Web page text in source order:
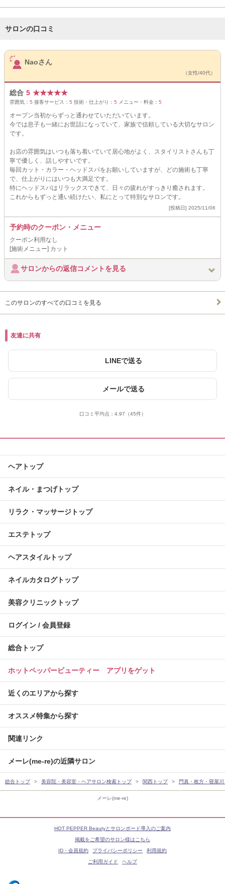
メーレ(me-re)
サロンの口コミ
サロンPick Up
Naoさん
（女性/40代）
総合 5 ★★★★★
雰囲気： 5 接客サービス： 5 技術・仕上がり： 5 メニュー・料金： 5
オープン当初からずっと通わせていただいています。
今では息子も一緒にお世話になっていて、家族で信頼している大切なサロン
です。
お店の雰囲気はいつも落ち着いていて居心地がよく、スタイリストさんも丁
寧で優しく、話しやすいです。
毎回カット・カラー・ヘッドスパをお願いしていますが、どの施術も丁寧
で、仕上がりにはいつも大満足です。
特にヘッドスパはリラックスできて、日々の疲れがすっきり癒されます。
これからもずっと通い続けたい、私にとって特別なサロンです。
[投稿日] 2025/11/06
予約時のクーポン・メニュー
クーポン利用なし
[施術メニュー] カット
サロンからの返信コメントを見る
このサロンのすべての口コミを見る
友達に共有
LINEで送る
メールで送る
口コミ平均点： 4.97 （45件）
ヘアトップ
ネイル・まつげトップ
リラク・マッサージトップ
エステトップ
ヘアスタイルトップ
ネイルカタログトップ
美容クリニックトップ
ログイン / 会員登録
総合トップ
ホットペッパービューティー アプリをゲット
近くのエリアから探す
オススメ特集から探す
関連リンク
メーレ(me-re)の近隣サロン
総合トップ 美容院・美容室・ヘアサロン検索トップ 関西トップ 門真・枚方・寝屋
HOT PEPPER Beautyとサロンボード導入のご案内
掲載をご希望のサロン様はこちら
ID・会員規約
プライバシーポリシー
利用規約
ご利用ガイド
ヘルプ